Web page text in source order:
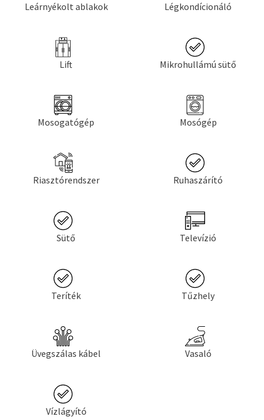
Leárnyékolt ablakok Légkondícionáló
Lift Mikrohullámú sütő
Mosogatógép Mosógép
Riasztórendszer Ruhaszárító
Sütő Televízió
Teríték Tűzhely
Üvegszálas kábel Vasaló
Vízlágyító